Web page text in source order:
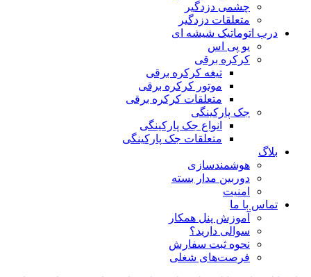
چشمی دزدگیر
متعلقات دزدگیر
درب اتوماتیک شیشه ای
یو پی اس
کرکره برقی
تیغه کرکره برقی
موتور کرکره برقی
متعلقات کرکره برقی
جک پارکینگی
انواع جک پارکینگی
متعلقات جک پارکینگی
بلاگ
هوشمندسازی
دوربین مدار بسته
امنیت
تماس با ما
آموزش پنل همکار
سوالی دارید؟
نحوه ثبت سفارش
فرصت‌های شغلی